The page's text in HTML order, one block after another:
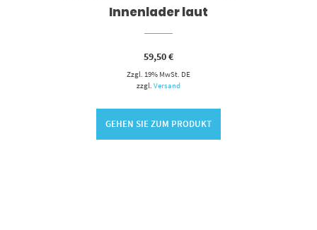
Innenlader laut
59,50€
Zzgl. 19% MwSt. DE
zzgl.Versand
GEHEN SIE ZUM PRODUKT